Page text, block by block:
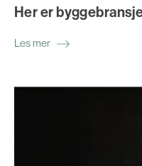
Her er
Les mer